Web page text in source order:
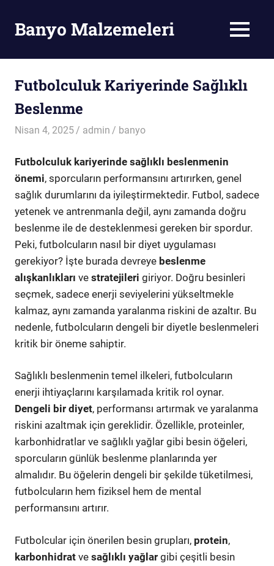
contentBanyo Malzemeleri MENU
Futbolculuk Kariyerinde Sağlıklı
Beslenme
Nisan 4, 2025 admin banyo
Futbolculuk kariyerinde sağlıklı beslenmenin
önemi, sporcuların performansını artırırken, genel
sağlık durumlarını da iyileştirmektedir. Futbol, sadece
yetenek ve antrenmanla değil, aynı zamanda doğru
beslenme ile de desteklenmesi gereken bir spordur.
Peki, futbolcuların nasıl bir diyet uygulaması
gerekiyor? İşte burada devreye beslenme
alışkanlıkları ve stratejileri giriyor. Doğru besinleri
seçmek, sadece enerji seviyelerini yükseltmekle
kalmaz, aynı zamanda yaralanma riskini de azaltır. Bu
nedenle, futbolcuların dengeli bir diyetle beslenmeleri
kritik bir öneme sahiptir.
Sağlıklı beslenmenin temel ilkeleri, futbolcuların
enerji ihtiyaçlarını karşılamada kritik rol oynar.
Dengeli bir diyet, performansı artırmak ve yaralanma
riskini azaltmak için gereklidir. Özellikle, proteinler,
karbonhidratlar ve sağlıklı yağlar gibi besin öğeleri,
sporcuların günlük beslenme planlarında yer
almalıdır. Bu öğelerin dengeli bir şekilde tüketilmesi,
futbolcuların hem fiziksel hem de mental
performansını artırır.
Futbolcular için önerilen besin grupları, protein,
karbonhidrat ve sağlıklı yağlar gibi çeşitli besin